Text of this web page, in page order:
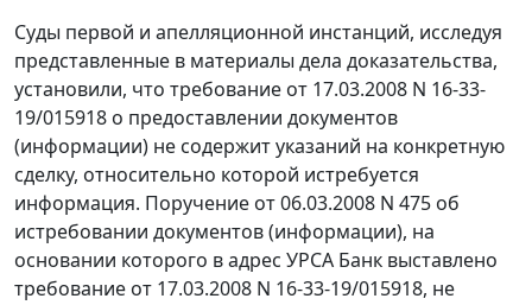
Суды первой и апелляционной инстанций, исследуя
представленные в материалы дела доказательства,
установили, что требование от 17.03.2008 N 16-33-
19/015918 о предоставлении документов
(информации) не содержит указаний на конкретную
сделку, относительно которой истребуется
информация. Поручение от 06.03.2008 N 475 об
истребовании документов (информации), на
основании которого в адрес УРСА Банк выставлено
требование от 17.03.2008 N 16-33-19/015918, не